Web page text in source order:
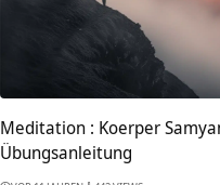
Meditation : Koerper
Übungsanleitung